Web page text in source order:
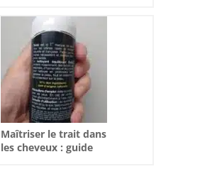
petits garçons
Maîtriser le trait dans
les cheveux : guide